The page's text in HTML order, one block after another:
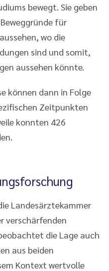
bewegt. Sie geben
für
wo die
sind und somit,
aussehen könnte.
können dann in Folge
Zeitpunkten
konnten 426
Landesärztekammer
verschärfenden
die Lage auch
aus beiden
Kontext wertvolle